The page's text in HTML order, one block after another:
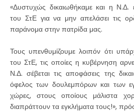
«Δυστυχώς δικαιωθήκαμε και η Ν.Δ.
του ΣτΕ για να μην απελάσει τις
παράνομα στην πατρίδα μας.
Τους υπενθυμίζουμε λοιπόν ότι
του ΣτΕ, τις οποίες η κυβέρνηση
Ν.Δ. σέβεται τις αποφάσεις της
όφελος των δουλεμπόρων και των
χώρες, στους οποίους μάλιστα
διαπράττουν τα εγκλήματα τους!»,